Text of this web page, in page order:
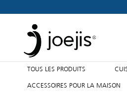
TOUS LES PRODUITS
ACCESSOIRES POUR LA MAISON